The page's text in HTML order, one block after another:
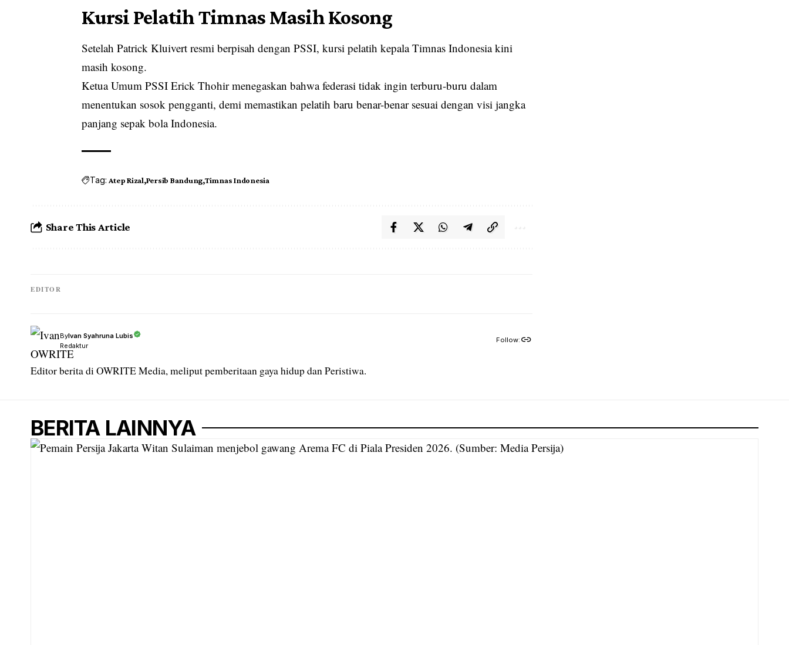
Kursi Pelatih Timnas Masih Kosong
Setelah Patrick Kluivert resmi berpisah dengan PSSI, kursi pelatih kepala Timnas Indonesia kini
masih kosong.
Ketua Umum PSSI Erick Thohir menegaskan bahwa federasi tidak ingin terburu-buru dalam
menentukan sosok pengganti, demi memastikan pelatih baru benar-benar sesuai dengan visi jangka
panjang sepak bola Indonesia.
Tag: Atep Rizal Persib Bandung Timnas Indonesia
Share This Article
EDITOR
ByIvan Syahruna Lubis
Redaktur
Follow:
Editor berita di OWRITE Media, meliput pemberitaan gaya hidup dan Peristiwa.
BERITA LAINNYA